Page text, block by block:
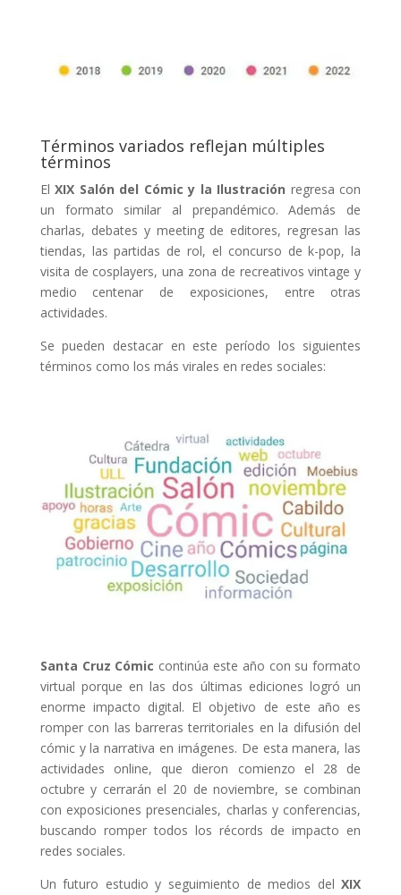
Términos variados reflejan múltiples
términos
ElXIX Salón del Cómic y la Ilustración regresa con
un formato similar al prepandémico. Además de
charlas, debates y meeting de editores, regresan las
tiendas, las partidas de rol, el concurso de k-pop, la
visita de cosplayers, una zona de recreativos vintage y
medio centenar de exposiciones, entre otras
actividades.
Se pueden destacar en este período los siguientes
términos como los más virales en redes sociales:
Santa Cruz Cómic continúa este año con su formato
virtual porque en las dos últimas ediciones logró un
enorme impacto digital. El objetivo de este año es
romper con las barreras territoriales en la difusión del
cómic y la narrativa en imágenes. De esta manera, las
actividades online, que dieron comienzo el 28 de
octubre y cerrarán el 20 de noviembre, se combinan
con exposiciones presenciales, charlas y conferencias,
buscando romper todos los récords de impacto en
redes sociales.
Un futuro estudio y seguimiento de medios delXIX